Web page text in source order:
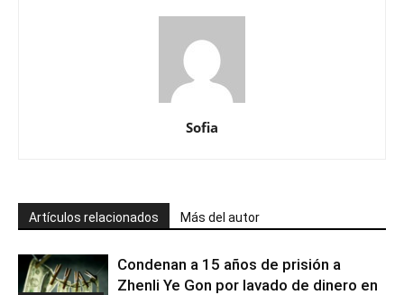
Sofia
Artículos relacionados Más del autor
Condenan a 15 años de prisión a
Zhenli Ye Gon por lavado de dinero en